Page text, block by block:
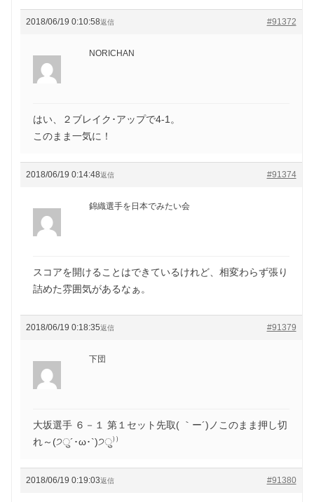
2018/06/19 0:10:58 #91372
返信
NORICHAN
はい、２ブレイク･アップで4-1。
このまま一気に！
2018/06/19 0:14:48 #91374
返信
錦織選手を日本でみたい会
スコアを開けることはできているけれど、相変わらず張り
詰めた雰囲気があるなぁ。
2018/06/19 0:18:35 #91379
返信
下団
大坂選手 ６－１ 第１セット先取( ｀ー´)ノこのまま押し切
れ～(੭ु´･ω･`)੭ु⁾⁾
2018/06/19 0:19:03 #91380
返信